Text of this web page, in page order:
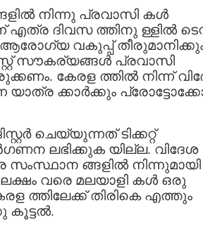
നിന്നു പ്രവാസി കൾ
എത്ര ദിവസ ത്തിനു ള്ളിൽ
വകുപ്പ്
സൗകര്യങ്ങള്‍ പ്രവാസി
കേരള ത്തിൽ നിന്ന്
ക്കാർക്കും
ചെയ്യുന്നത് ടിക്കറ്റ്
ലഭിക്കുക യില്ല. വിദേശ
സംസ്ഥാന ങ്ങളില്‍ നിന്നുമായി
വരെ മലയാളി കൾ ഒരു
ത്തിലേക്ക് തിരികെ എത്തും
കൂട്ടല്‍.